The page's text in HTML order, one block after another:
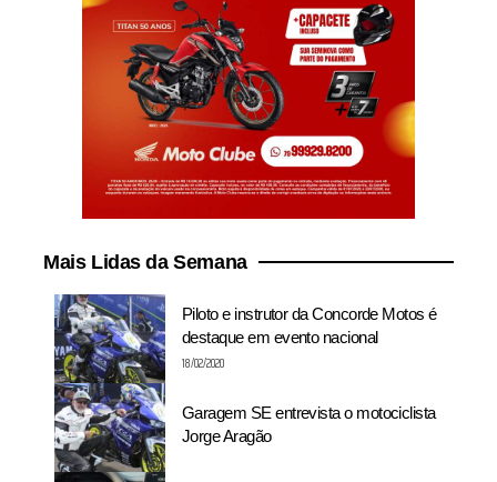
Mais Lidas da Semana
Piloto e instrutor da Concorde Motos é
destaque em evento nacional
18/02/2020
Garagem SE entrevista o motociclista
Jorge Aragão